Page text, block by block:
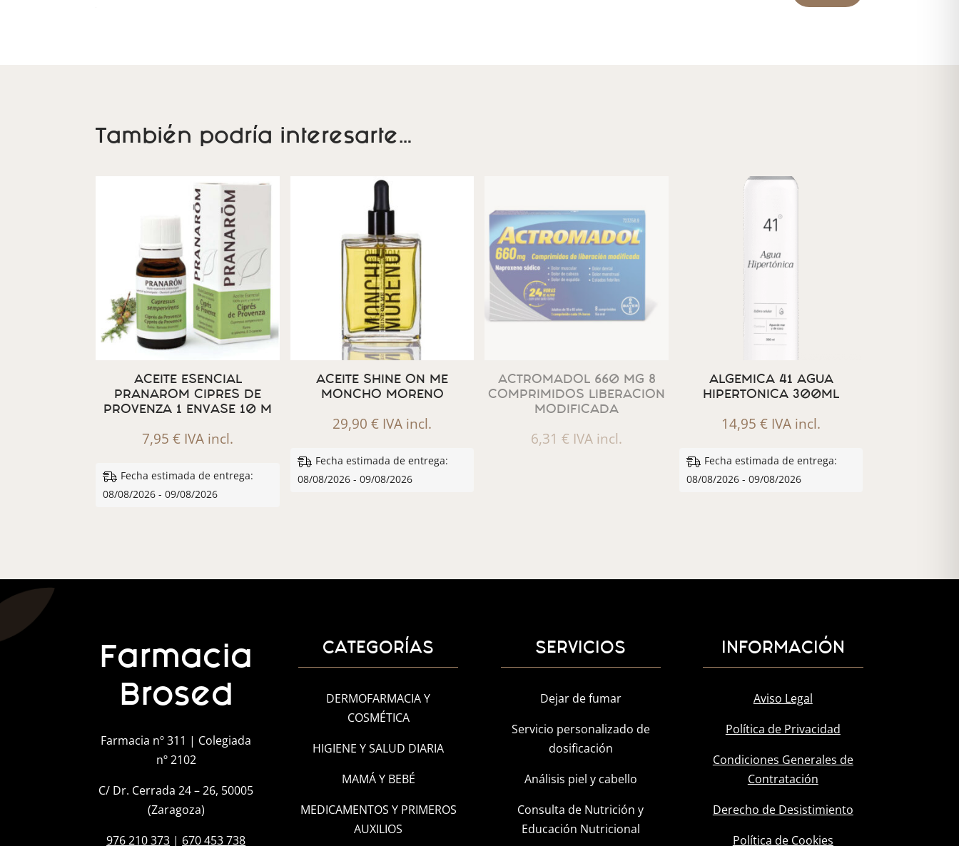
También podría interesarte…
ACEITE ESENCIAL
PRANAROM CIPRES DE
PROVENZA 1 ENVASE 10 M
7,95€ IVA incl.
Fecha estimada de entrega:
08/08/2026 - 09/08/2026
ACEITE SHINE ON ME
MONCHO MORENO
29,90€ IVA incl.
Fecha estimada de entrega:
08/08/2026 - 09/08/2026
ACTROMADOL 660 MG 8
COMPRIMIDOS LIBERACION
MODIFICADA
6,31€ IVA incl.
ALGEMICA 41 AGUA
HIPERTONICA 300ML
14,95€ IVA incl.
Fecha estimada de entrega:
08/08/2026 - 09/08/2026
Farmacia
Brosed
Farmacia nº 311 | Colegiada
nº 2102
C/ Dr. Cerrada 24 – 26, 50005
(Zaragoza)
976 210 373 | 670 453 738
CATEGORÍAS
DERMOFARMACIA Y
COSMÉTICA
HIGIENE Y SALUD DIARIA
MAMÁ Y BEBÉ
MEDICAMENTOS Y PRIMEROS
AUXILIOS
SERVICIOS
Dejar de fumar
Servicio personalizado de
dosificación
Análisis piel y cabello
Consulta de Nutrición y
Educación Nutricional
INFORMACIÓN
Aviso Legal
Política de Privacidad
Condiciones Generales de
Contratación
Derecho de Desistimiento
Política de Cookies